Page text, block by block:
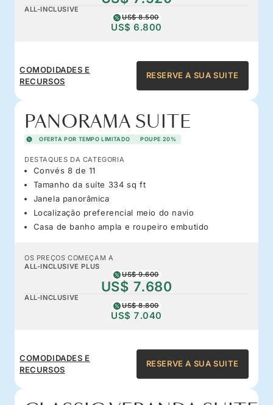
ALL-INCLUSIVE
US$ 8.500
US$ 6.800
COMODIDADES E
RECURSOS
RESERVE A SUA SUITE
PANORAMA SUITE
OFERTA POR TEMPO LIMITADO POUPE 20%
DESTAQUES DA CATEGORIA
Convés 8 de 11
Tamanho da suíte 334 sq ft
Janela panorâmica
Localização preferencial meio do navio
Casa de banho ampla e roupeiro embutido
OS PREÇOS COMEÇAM A
ALL-INCLUSIVE PLUS
US$ 9.600
US$ 7.680
ALL-INCLUSIVE
US$ 8.800
US$ 7.040
COMODIDADES E
RECURSOS
RESERVE A SUA SUITE